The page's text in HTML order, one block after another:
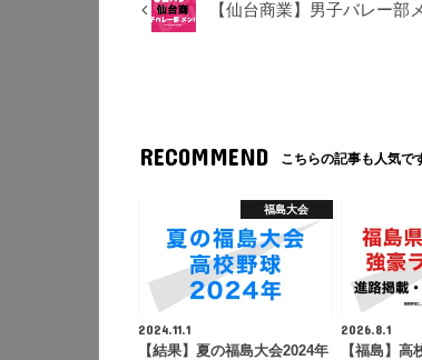
【仙台商業】男子バレー部
RECOMMEND こちらの記事も人気で
福島大会
2024.11.1
【結果】夏の福島大会2024年
2026.8.1
【福島】高